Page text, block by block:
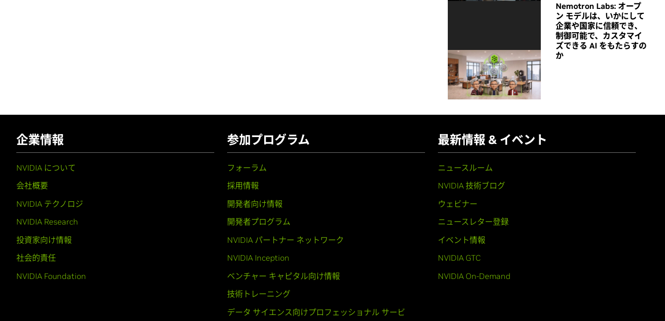
Nemotron Labs: オープ
ン モデルは、いかにして
企業や国家に信頼でき、
制御可能で、カスタマイ
ズできる AI をもたらすの
か
企業情報
NVIDIA について
会社概要
NVIDIA テクノロジ
NVIDIA Research
投資家向け情報
社会的責任
NVIDIA Foundation
参加プログラム
フォーラム
採用情報
開発者向け情報
開発者プログラム
NVIDIA パートナー ネットワーク
NVIDIA Inception
ベンチャー キャピタル向け情報
技術トレーニング
データ サイエンス向けプロフェッショナル サービ
最新情報 & イベント
ニュースルーム
NVIDIA 技術ブログ
ウェビナー
ニュースレター登録
イベント情報
NVIDIA GTC
NVIDIA On-Demand